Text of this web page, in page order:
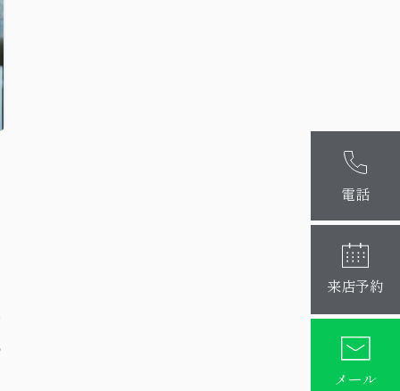
電話
麻布十番本
大阪梅田店
来店予約
メール